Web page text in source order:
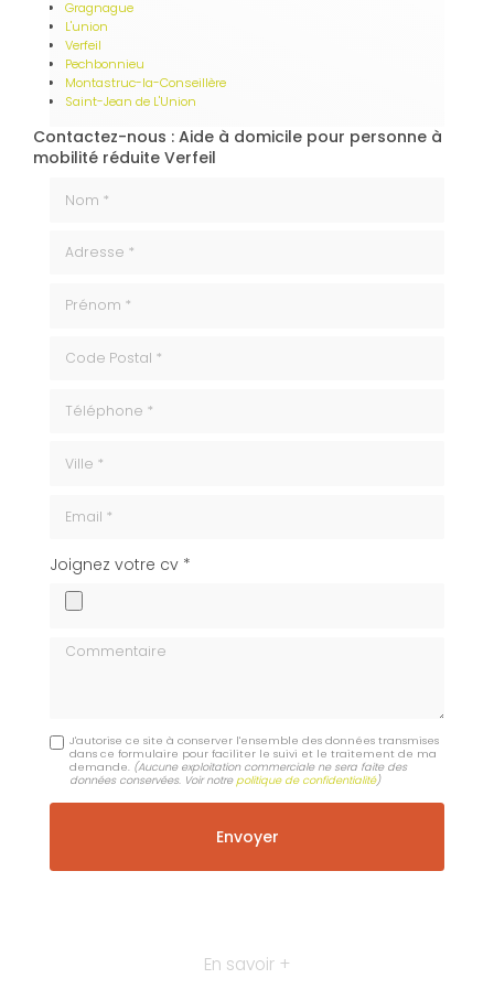
Gragnague
L'union
Verfeil
Pechbonnieu
Montastruc-la-Conseillère
Saint-Jean de L'Union
Contactez-nous : Aide à domicile pour personne à
mobilité réduite Verfeil
cv
Joignez votre cv *
Commentaire
J'autorise ce site à conserver l'ensemble des données transmises
dans ce formulaire pour faciliter le suivi et le traitement de ma
demande. (Aucune exploitation commerciale ne sera faite des
données conservées. Voir notrepolitique de confidentialité)
En savoir +